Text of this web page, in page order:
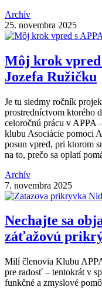
Archív
25. novembra 2025
Môj krok vpred
Jozefa Ružičku
Je tu siedmy ročník
prostredníctvom ktorého
celoročnú prácu v APPA
klubu Asociácie pomoci
posun vpred, pri ktorom
na to, prečo sa oplatí
Archív
7. novembra 2025
Nechajte sa
záťažovú
Milí členovia Klubu
pre radosť – tentokrát v
funkčné a zmyslové